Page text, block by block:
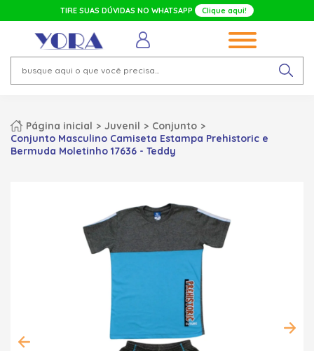
TIRE SUAS DÚVIDAS NO WHATSAPP Clique aqui!
Página inicial Juvenil
Conjunto
Conjunto Masculino Camiseta Estampa Prehistoric e
Bermuda Moletinho 17636 - Teddy